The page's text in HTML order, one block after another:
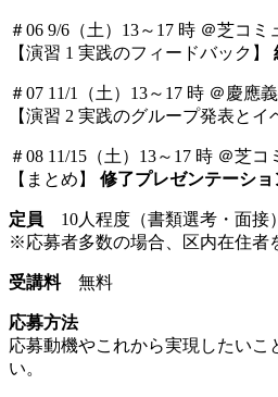
＃06 9/6（土）13～17 時 ＠芝コ
【演習 1 実践のフィードバック】
＃07 11/1（土）13～17 時 ＠慶應
【演習 2 実践のグループ発表とイ
＃08 11/15（土）13～17 時 ＠芝
【まとめ】 修了プレゼンテーシ
定員 10人程度（書類選考・面接）
※応募者多数の場合、区内在住者
受講料無料
応募方法
応募動機やこれから実現したい
い。